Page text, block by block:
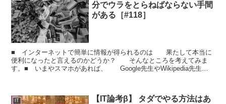
分でウラをとらねばならない手間
がある［#118］
■ インターネットで簡単に情報が得られるのは 果たして本当に
便利になったと言えるのかどうか？ そんなところを考えてみま
す。■ いまやスマホがあれば、 Google先生やWikipedia先生
IT
【IT論考β】 タダでやる方法はあ